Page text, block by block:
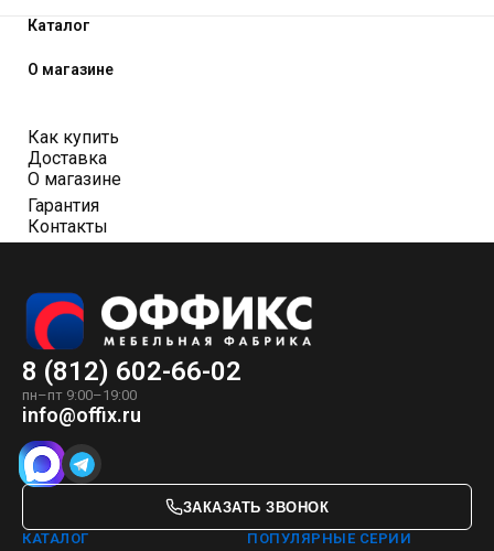
Каталог
О магазине
Как купить
Доставка
О магазине
Гарантия
Контакты
8 (812) 602-66-02
пн–пт 9:00–19:00
info@offix.ru
ЗАКАЗАТЬ ЗВОНОК
КАТАЛОГ
ПОПУЛЯРНЫЕ СЕРИИ